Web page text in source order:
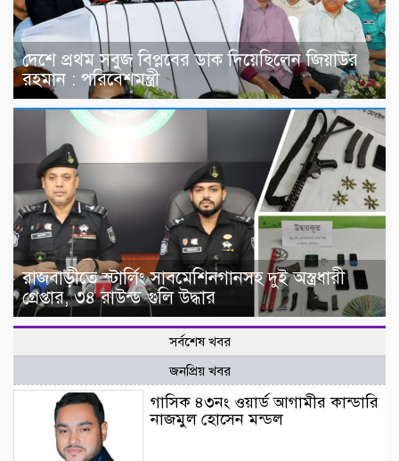
দেশে প্রথম সবুজ বিপ্লবের ডাক দিয়েছিলেন জিয়াউর
রহমান : পরিবেশমন্ত্রী
রাজবাড়ীতে স্টার্লিং সাবমেশিনগানসহ দুই অস্ত্রধারী
গ্রেপ্তার, ৩৪ রাউন্ড গুলি উদ্ধার
সর্বশেষ খবর
জনপ্রিয় খবর
গাসিক ৪৩নং ওয়ার্ড আগামীর কান্ডারি
নাজমুল হোসেন মন্ডল